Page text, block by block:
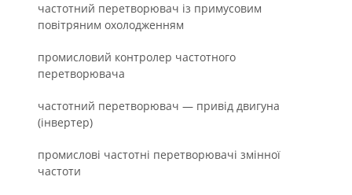
частотний перетворювач із примусовим
повітряним охолодженням
промисловий контролер частотного
перетворювача
частотний перетворювач — привід двигуна
(інвертер)
промислові частотні перетворювачі змінної
частоти